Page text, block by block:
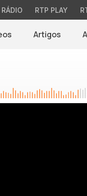
RÁDIO RTP PLAY
Artigos